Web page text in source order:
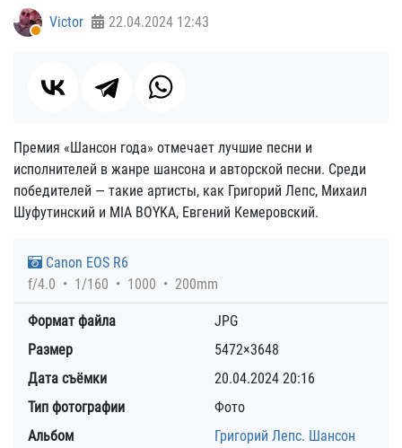
Victor 22.04.2024 12:43
Премия «Шансон года» отмечает лучшие песни и
исполнителей в жанре шансона и авторской песни. Среди
победителей — такие артисты, как Григорий Лепс, Михаил
Шуфутинский и MIA BOYKA, Евгений Кемеровский.
Canon EOS R6
f/4.0
1/160 1000 200mm
Формат файла
JPG
Размер
5472×3648
Дата съёмки
20.04.2024 20:16
Тип фотографии
Фото
Альбом
Григорий Лепс. Шансон